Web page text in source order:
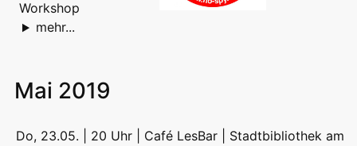
Workshop
mehr...
Mai 2019
Do, 23.05. | 20 Uhr | Café LesBar | Stadtbibliothek am